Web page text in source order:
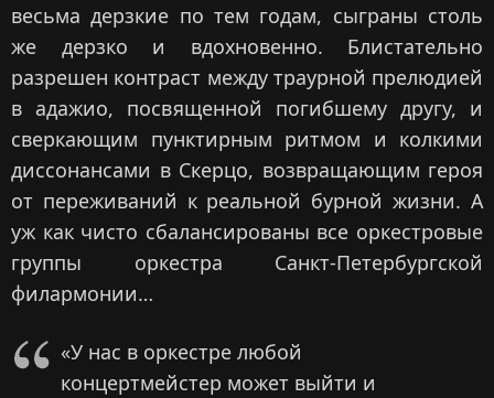
весьма дерзкие по тем годам, сыграны столь
же дерзко и вдохновенно. Блистательно
разрешен контраст между траурной прелюдией
в адажио, посвященной погибшему другу, и
сверкающим пунктирным ритмом и колкими
диссонансами в Скерцо, возвращающим героя
от переживаний к реальной бурной жизни. А
уж как чисто сбалансированы все оркестровые
группы оркестра Санкт-Петербургской
филармонии…
«У нас в оркестре любой
концертмейстер может выйти и